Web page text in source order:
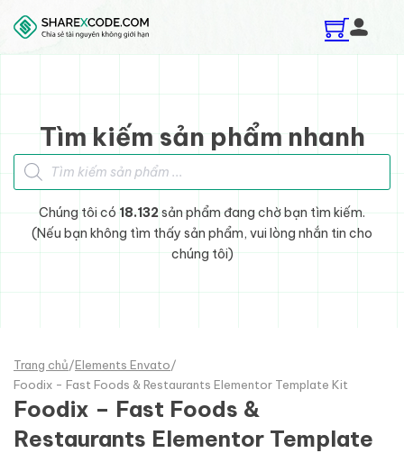
Skip to main content
Skip to footer
Tìm kiếm sản phẩm nhanh
Tìm kiếm sản phẩm
Chúng tôi có 18.132sản phẩm đang chờ bạn tìm kiếm.
(Nếu bạn không tìm thấy sản phẩm, vui lòng nhắn tin cho
chúng tôi)
Trang chủ/Elements Envato/
Foodix - Fast Foods & Restaurants Elementor Template Kit
Foodix – Fast Foods &
Restaurants Elementor Template